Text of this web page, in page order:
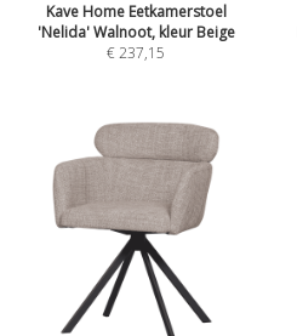
Kave Home Eetkamerstoel
'Nelida' Walnoot, kleur Beige
€ 237,15